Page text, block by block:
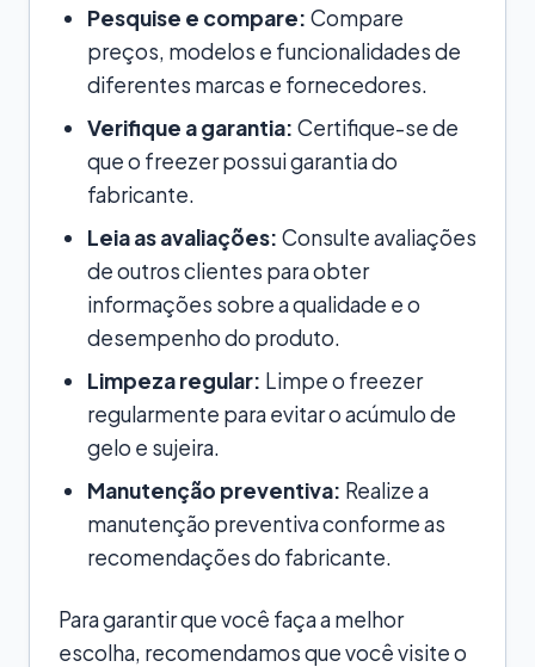
Pesquise e compare: Compare
preços, modelos e funcionalidades de
diferentes marcas e fornecedores.
Verifique a garantia: Certifique-se de
que o freezer possui garantia do
fabricante.
Leia as avaliações: Consulte avaliações
de outros clientes para obter
informações sobre a qualidade e o
desempenho do produto.
Limpeza regular: Limpe o freezer
regularmente para evitar o acúmulo de
gelo e sujeira.
Manutenção preventiva: Realize a
manutenção preventiva conforme as
recomendações do fabricante.
Para garantir que você faça a melhor
escolha, recomendamos que você visite o